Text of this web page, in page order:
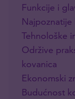
Funkcije i
Tehnološke
Održive
kovanica
Ekonomski
Budućnost